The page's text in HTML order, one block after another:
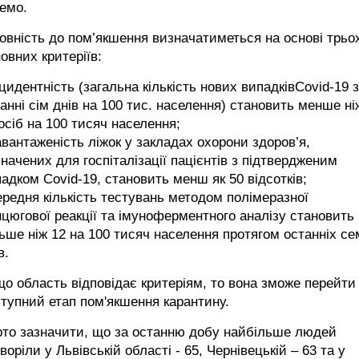
до пом’якшення визначатиметься на основі
критеріїв:
(загальна кількість нових випадківCovid-19
сім днів на 100 тис. населення) становить менше
на 100 тисяч населення;
ліжок у закладах охорони здоров’я,
для госпіталізації пацієнтів з підтвердженим
Covid-19, становить менш як 50 відсотків;
кількість тестувань методом полімеразної
реакції та імуноферментного аналізу становить
ніж 12 на 100 тисяч населення протягом останніх
область відповідає критеріям, то вона зможе перейти
етап пом'якшення карантину.
зазначити, що за останню добу найбільше людей
у Львівській області - 65, Чернівецькій – 63 та у